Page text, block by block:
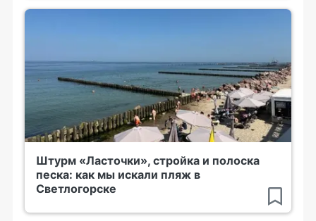
Штурм «Ласточки», стройка и полоска
песка: как мы искали пляж в
Светлогорске